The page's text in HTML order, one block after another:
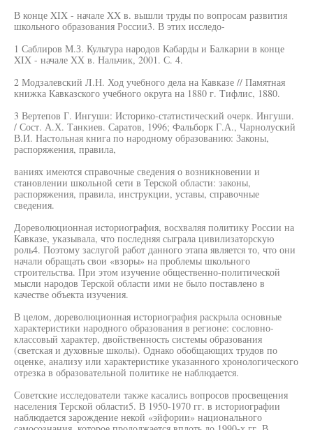
В конце XIX - начале XX в. вышли труды по вопросам развития
школьного образования России3. В этих исследо-
1 Саблиров М.З. Культура народов Кабарды и Балкарии в конце
XIX - начале XX в. Нальчик, 2001. С. 4.
2 Модзалевский Л.Н. Ход учебного дела на Кавказе // Памятная
книжка Кавказского учебного округа на 1880 г. Тифлис, 1880.
3 Вертепов Г. Ингуши: Историко-статистический очерк. Ингуши.
/ Сост. А.Х. Танкиев. Саратов, 1996; Фальборк Г.А., Чарнолуский
В.И. Настольная книга по народному образованию: Законы,
распоряжения, правила,
ваниях имеются справочные сведения о возникновении и
становлении школьной сети в Терской области: законы,
распоряжения, правила, инструкции, уставы, справочные
сведения.
Дореволюционная историография, восхваляя политику России на
Кавказе, указывала, что последняя сыграла цивилизаторскую
роль4. Поэтому заслугой работ данного этапа является то, что они
начали обращать свои «взоры» на проблемы школьного
строительства. При этом изучение общественно-политической
мысли народов Терской области ими не было поставлено в
качестве объекта изучения.
В целом, дореволюционная историография раскрыла основные
характеристики народного образования в регионе: сословно-
классовый характер, двойственность системы образования
(светская и духовные школы). Однако обобщающих трудов по
оценке, анализу или характеристике указанного хронологического
отрезка в образовательной политике не наблюдается.
Советские исследователи также касались вопросов просвещения
населения Терской области5. В 1950-1970 гг. в историографии
наблюдается зарождение некой «эйфории» национального